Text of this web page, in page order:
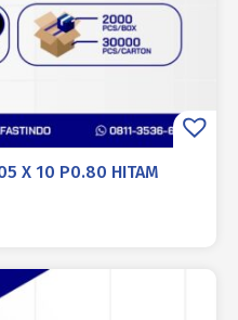
X 10 P0.80 HITAM